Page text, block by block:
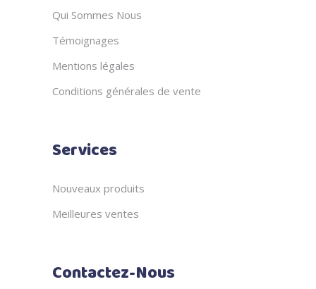
Qui Sommes Nous
Témoignages
Mentions légales
Conditions générales de vente
Services
Nouveaux produits
Meilleures ventes
Contactez-Nous